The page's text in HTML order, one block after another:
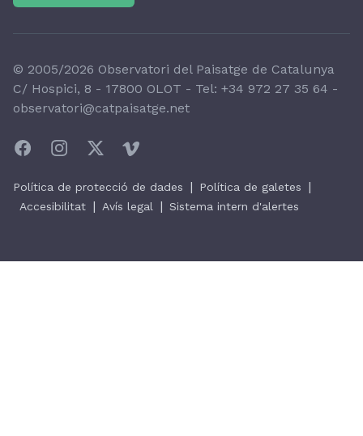
© 2005/2026 Observatori del Paisatge de Catalunya
C/ Hospici, 8 - 17800 OLOT - Tel: +34 972 27 35 64 -
observatori@catpaisatge.net
Política de protecció de dades | Política de galetes |
Accesibilitat | Avís legal | Sistema intern d'alertes